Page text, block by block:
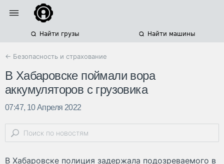
Найти грузы Найти машины
← Безопасность и страхование
В Хабаровске поймали вора
аккумуляторов с грузовика
07:47, 10 Апреля 2022
В Хабаровске полиция задержала подозреваемого в